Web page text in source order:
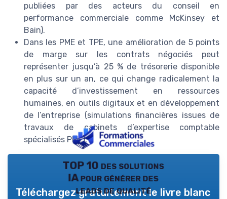
publiées par des acteurs du conseil en
performance commerciale comme McKinsey et
Bain).
Dans les PME et TPE, une amélioration de 5 points
de marge sur les contrats négociés peut
représenter jusqu’à 25 % de trésorerie disponible
en plus sur un an, ce qui change radicalement la
capacité d’investissement en ressources
humaines, en outils digitaux et en développement
de l’entreprise (simulations financières issues de
travaux de cabinets d’expertise comptable
spécialisés PME).
TOP 10 des solutions
IA pour générer des
leads de qualité
Téléchargez gratuitement le livre blanc